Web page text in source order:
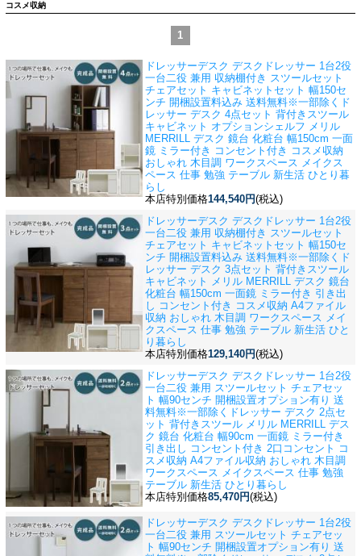
コスメ収納
1
ドレッサーデスク デスクドレッサー 1台2役
一台二役 兼用 収納棚付き スツールセット
チェアセット キャビネットセット 幅150セ
ンチ 開梱設置料込み 送料無料※一部除く ド
レッサー デスク 4点セット 背付きスツール
キャビネット オプションシェルフ メリル
MERRILL デスク 鏡台 化粧台 幅150cm 一面
鏡 ミラー付き コンセント付き コスメ収納
おしゃれ 木目調 ワークスペース メイクス
ペース 仕事 勉強 テーブル 新生活 ひとり暮
らし
本店特別価格144,540円(税込)
ドレッサーデスク デスクドレッサー 1台2役
一台二役 兼用 収納棚付き スツールセット
チェアセット キャビネットセット 幅150セ
ンチ 開梱設置料込み 送料無料※一部除く ド
レッサー デスク 3点セット 背付きスツール
キャビネット メリル MERRILL デスク 鏡台
化粧台 幅150cm 一面鏡 ミラー付き 引き出
し コンセント付き コスメ収納 A4ファイル
収納 おしゃれ 木目調 ワークスペース メイ
クスペース 仕事 勉強 テーブル 新生活 ひと
り暮らし
本店特別価格129,140円(税込)
ドレッサーデスク デスクドレッサー 1台2役
一台二役 兼用 スツールセット チェアセッ
ト 幅90センチ 開梱設置オプション有り 送
料無料※一部除く ドレッサー デスク 2点セ
ット 背付きスツール メリル MERRILL デス
ク 鏡台 化粧台 幅90cm 一面鏡 ミラー付き
引き出し コンセント付き 2口コンセント コ
スメ収納 A4ファイル収納 おしゃれ 木目調
ワークスペース メイクスペース 仕事 勉強
テーブル 新生活 ひとり暮らし
本店特別価格85,470円(税込)
ドレッサーデスク デスクドレッサー 1台2役
一台二役 兼用 スツールセット チェアセッ
ト 幅90センチ 開梱設置オプション有り 送